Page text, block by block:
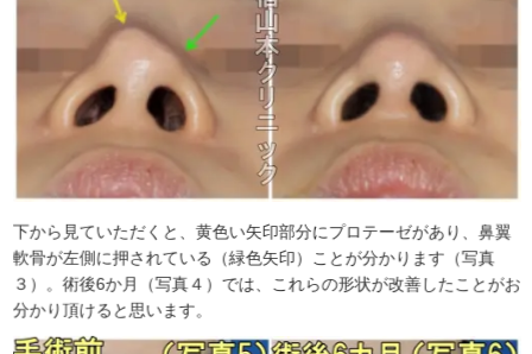
下から見ていただくと、黄色い矢印部分にプロテーゼがあり、鼻翼
軟骨が左側に押されている（緑色矢印）ことが分かります（写真
３）。術後6か月（写真４）では、これらの形状が改善したことがお
分かり頂けると思います。